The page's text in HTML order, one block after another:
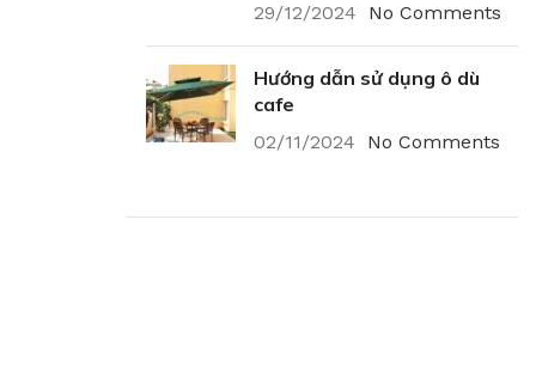
29/12/2024 No Comments
Hướng dẫn sử dụng ô dù
cafe
02/11/2024 No Comments